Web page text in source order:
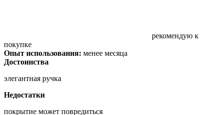
рекомендую к
покупке
Опыт использования: менее месяца
Достоинства
элегантная ручка
Недостатки
покрытие может повредиться